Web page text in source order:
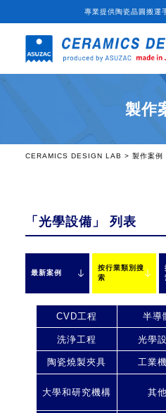
專業提供陶瓷晶圓搬運
製作
CERAMICS DESIGN LAB > 製作案例
「光學設備」 列表
最新案例
按行業類別搜
索
CVD工程 半導
洗浄工程 光學
陶瓷燒製夾具 工業
大學和研究機構 其他